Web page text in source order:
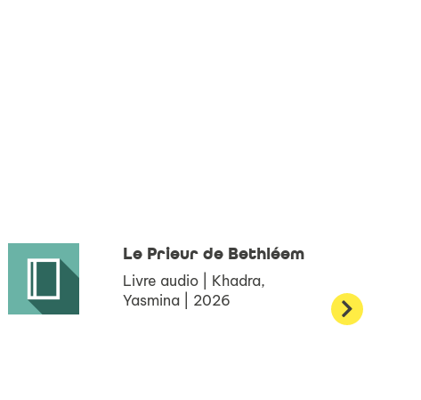
Le Prieur de Bethléem
Livre audio | Khadra,
Yasmina | 2026